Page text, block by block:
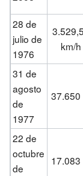
28 de
julio de
1976
km/h
31 de
agosto
de
1977
37.650
22 de
octubre
de
17.083